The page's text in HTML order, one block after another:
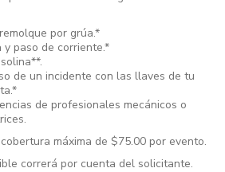
por grúa.*
y paso de corriente.*
de un incidente con las llaves de tu
de profesionales mecánicos o
máxima de $75.00 por evento.
correrá por cuenta del solicitante.